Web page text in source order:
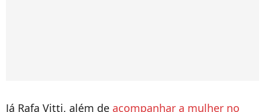
Já Rafa Vitti, além de acompanhar a mulher no